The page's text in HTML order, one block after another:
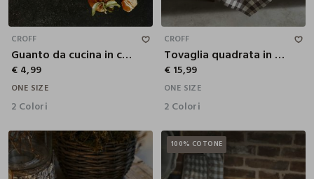
CROFF
Guanto da cucina in cotone a quadretti
€ 4,99
ONE SIZE
2 Colori
CROFF
Tovaglia quadrata in cotone a quadretti
€ 15,99
ONE SIZE
2 Colori
100% COTONE